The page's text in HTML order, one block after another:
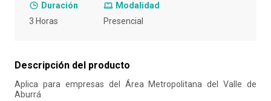
Duración
3 Horas
Modalidad
Presencial
Descripción del producto
Aplica para empresas del Área Metropolitana del Valle de
Aburrá